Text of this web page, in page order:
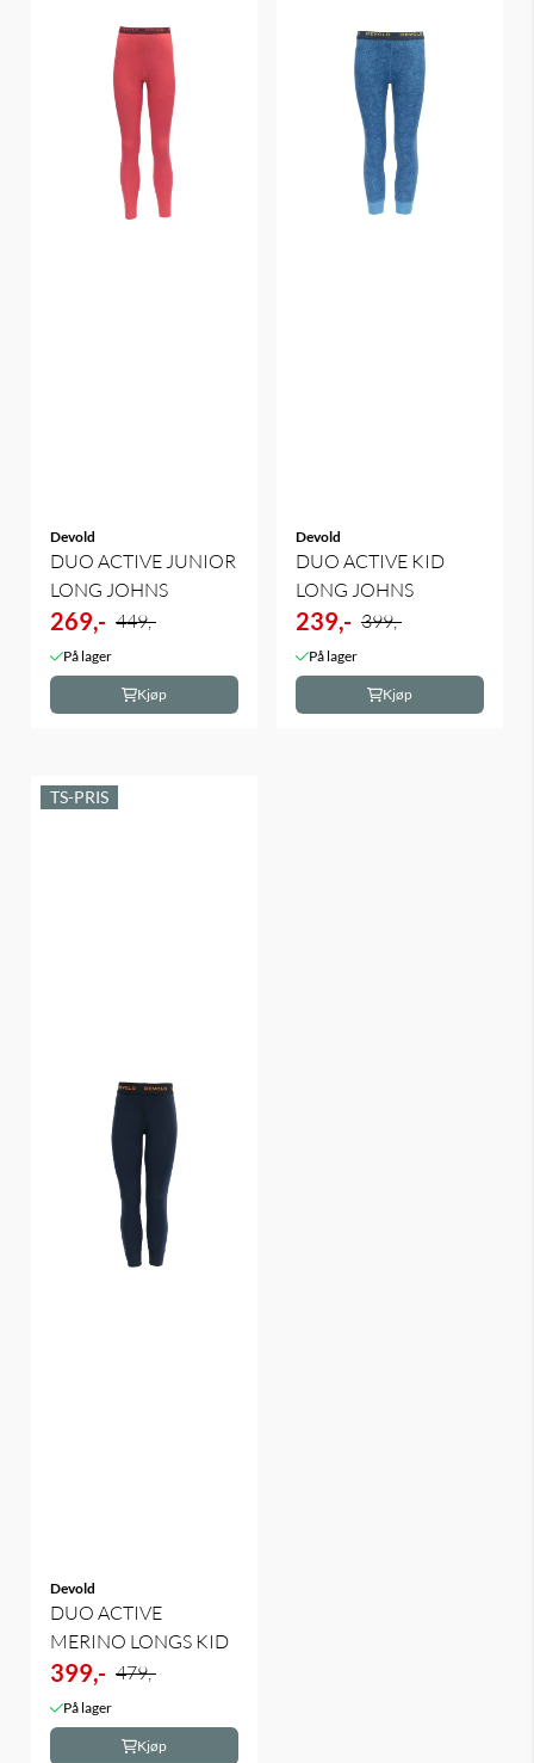
Devold
DUO ACTIVE JUNIOR
LONG JOHNS
269,- 449,-
På lager
Kjøp
Devold
DUO ACTIVE KID
LONG JOHNS
239,- 399,-
På lager
Kjøp
Devold
DUO ACTIVE
MERINO LONGS KID
399,- 479,-
På lager
Kjøp